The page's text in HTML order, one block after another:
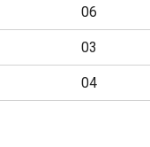
06
03
04